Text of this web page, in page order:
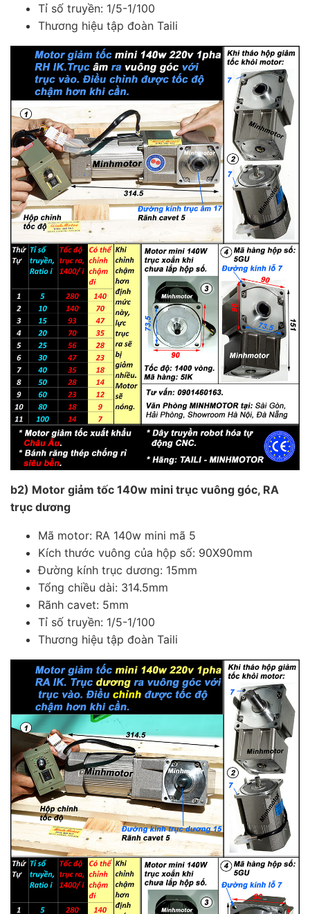
Tỉ số truyền: 1/5-1/100
Thương hiệu tập đoàn Taili
b2) Motor giảm tốc 140w mini trục vuông góc, RA
trục dương
Mã motor: RA 140w mini mã 5
Kích thước vuông của hộp số: 90X90mm
Đường kính trục dương: 15mm
Tổng chiều dài: 314.5mm
Rãnh cavet: 5mm
Tỉ số truyền: 1/5-1/100
Thương hiệu tập đoàn Taili